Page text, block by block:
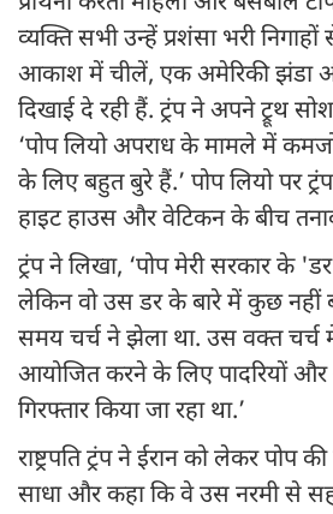
व्यक्ति सभी उन्हें प्रशंसा भरी
आकाश में चीलें, एक अमेरिकी झंडा
दिखाई दे रही हैं. ट्रंप ने अपने ट्रूथ
‘पोप लियो अपराध के मामले में
के लिए बहुत बुरे हैं.’ पोप लियो पर
हाइट हाउस और वेटिकन के बीच
ट्रंप ने लिखा, ‘पोप मेरी सरकार के
लेकिन वो उस डर के बारे में कुछ नहीं
समय चर्च ने झेला था. उस वक्त चर्च में
आयोजित करने के लिए पादरियों और
गिरफ्तार किया जा रहा था.’
राष्ट्रपति ट्रंप ने ईरान को लेकर पोप
साधा और कहा कि वे उस नरमी से